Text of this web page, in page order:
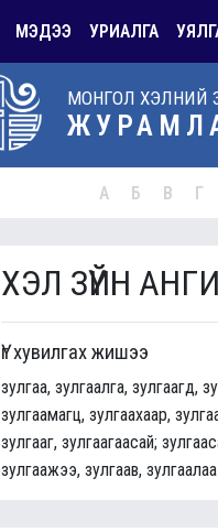
МЭДЭЭ УРИАЛГА
МОНГОЛ ХЭЛНИЙ
А Б В Г
ХЭЛ ЗҮЙН
Үг хувилгах жишээ
зулгаа, зулгаалга, зулгаагд,
зулгаамагц, зулгаахаар,
зулгааг, зулгаагаасай;
зулгаажээ, зулгаав, зулгаалаа